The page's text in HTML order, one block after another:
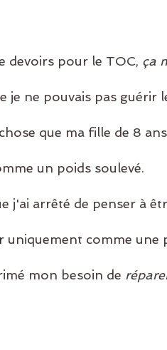
devoirs pour le TOC, ça
ne pouvais pas guérir
que ma fille de 8
un poids soulevé.
j'ai arrêté de penser à
uniquement comme
mon besoin de